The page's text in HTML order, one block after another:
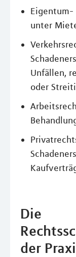
unter
Unfällen,
oder
Die
der